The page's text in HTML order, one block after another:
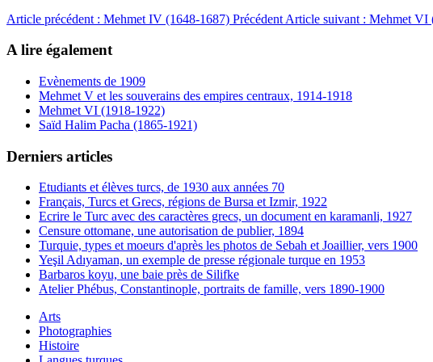
Article précédent : Mehmet IV (1648-1687) Précédent Article suivant : Mehmet VI
A lire également
Evènements de 1909
Mehmet V et les souverains des empires centraux, 1914-1918
Mehmet VI (1918-1922)
Saïd Halim Pacha (1865-1921)
Derniers articles
Etudiants et élèves turcs, de 1930 aux années 70
Français, Turcs et Grecs, régions de Bursa et Izmir, 1922
Ecrire le Turc avec des caractères grecs, un document en karamanli, 1927
Censure ottomane, une autorisation de publier, 1894
Turquie, types et moeurs d'après les photos de Sebah et Joaillier, vers 1900
Yeşil Adıyaman, un exemple de presse régionale turque en 1953
Barbaros koyu, une baie près de Silifke
Atelier Phébus, Constantinople, portraits de famille, vers 1890-1900
Arts
Photographies
Histoire